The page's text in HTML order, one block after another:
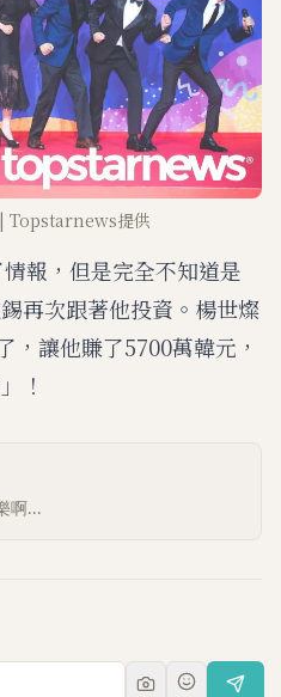
提供
報，但是完全不知道是
再次跟著他投資。楊世燦
，讓他賺了5700萬韓元，
！
啊...